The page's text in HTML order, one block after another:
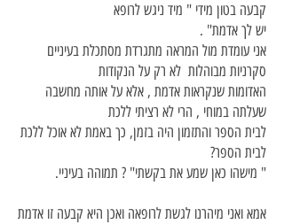
קבעה בטון מידי " מיד ניגש לרופא
יש לך אדמת" .
אני עומדת מול המראה מתגרדת מסתכלת בעיניים
סקרניות מבוהלות לא רק על הנקודות
האדומות שנקראות אדמת , אלא על אותה מחשבה
שעלתה במוחי , הרי לא רציתי ללכת
לבית הספר והתזמון היה בזמן, כך באמת לא אוכל ללכת
לבית הספר?
" מישהו כאן שמע את בקשתי" ? תמוהה בעיניי.
אמא ואני מיהרנו לגשת לרופאה ואכן היא קבעה זו אדמת